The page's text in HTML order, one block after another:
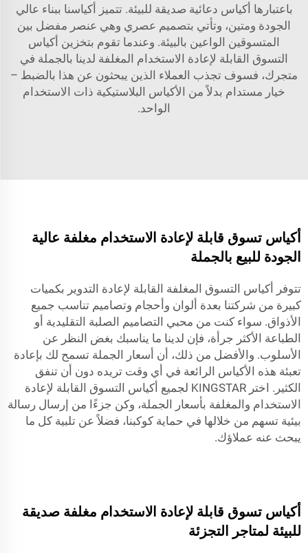
باعتبارها أكياس دعائية صديقة للبيئة. تتميز أكياسنا ببناء عالي
الجودة ومتين، وتأتي بتصميم عصري وهي عنصر مفضل بين
المتسوقين الواعين بالبيئة. وعندما تقوم بتخزين أكياس
التسوق القابلة لإعادة الاستخدام المغلفة لدينا بالجملة في
متجرك، فسوف تجذب العملاء الذين يبحثون عن هذا بالضبط –
خيار مستدام بدلاً من الأكياس البلاستيكية ذات الاستخدام
الواحد.
أكياس تسوق قابلة لإعادة الاستخدام مغلفة عالية
الجودة للبيع بالجملة
تتوفر أكياس التسوق المغلفة القابلة لإعادة التدوير بكميات
كبيرة من شركتنا بعدة ألوان وأحجام وتصاميم تناسب جميع
الأذواق. سواء كنت من محبي التصاميم الصلبة التقليدية أو
الطباعة الأكثر جرأة، فإن لدينا ما يناسبك بغض النظر عن
الأسلوب. والأفضل من ذلك، أن أسعار الجملة تسمح لك بإعادة
تعبئة هذه الأكياس الرائعة في أي وقت تريده دون أن تنفق
الكثير. اختر KINGSTAR لجميع أكياس التسوق القابلة لإعادة
الاستخدام والمغلفة بأسعار الجملة، وكن جزءًا من إرسال رسالة
بيئية تسهم من خلالها في حماية كوكبنا، فضلاً عن تلبية كل ما
يبحث عنه عملاؤك.
أكياس تسوق قابلة لإعادة الاستخدام مغلفة صديقة
للبيئة لمتاجر التجزئة